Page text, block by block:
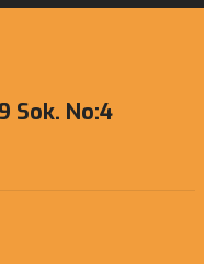
Sok. No:4